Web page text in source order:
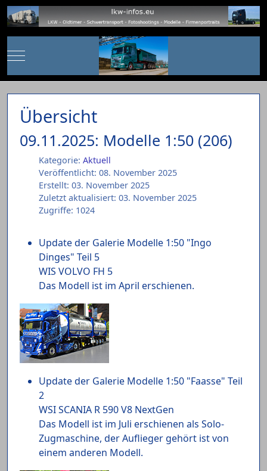
Mobile Menu Toggle
Übersicht
09.11.2025: Modelle 1:50 (206)
Kategorie: Aktuell
Veröffentlicht: 08. November 2025
Erstellt: 03. November 2025
Zuletzt aktualisiert: 03. November 2025
Zugriffe: 1024
Update der Galerie Modelle 1:50 "Ingo
Dinges" Teil 5
WIS VOLVO FH 5
Das Modell ist im April erschienen.
Update der Galerie Modelle 1:50 "Faasse" Teil
2
WSI SCANIA R 590 V8 NextGen
Das Modell ist im Juli erschienen als Solo-
Zugmaschine, der Auflieger gehört ist von
einem anderen Modell.